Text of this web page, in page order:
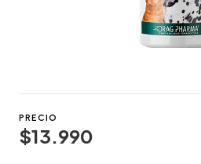
PRECIO
$13.990